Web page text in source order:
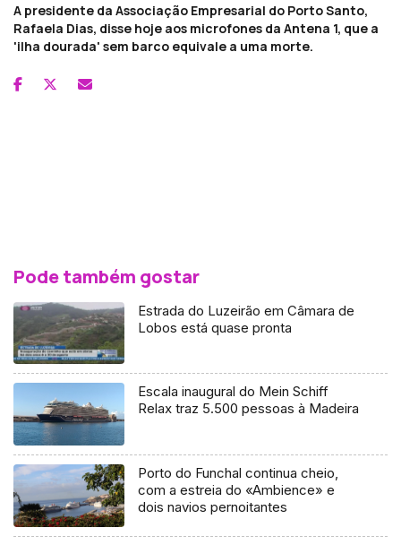
A presidente da Associação Empresarial do Porto Santo,
Rafaela Dias, disse hoje aos microfones da Antena 1, que a
'ilha dourada' sem barco equivale a uma morte.
Pode também gostar
Estrada do Luzeirão em Câmara de
Lobos está quase pronta
Escala inaugural do Mein Schiff
Relax traz 5.500 pessoas à Madeira
Porto do Funchal continua cheio,
com a estreia do «Ambience» e
dois navios pernoitantes